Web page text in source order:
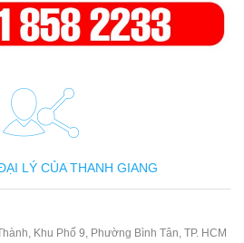
LÝ CỦA THANH GIANG
Khu Phố 9, Phường Bình Tân, TP. HCM